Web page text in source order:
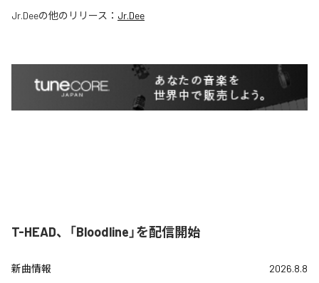
Jr.Deeの他のリリース： Jr.Dee
T-HEAD、「Bloodline」を配信開始
新曲情報 2026.8.8